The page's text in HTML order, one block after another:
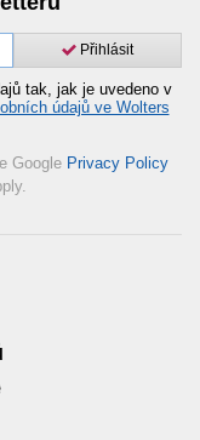
Přihlásit
tak, jak je uvedeno v
údajů ve Wolters
Google Privacy Policy